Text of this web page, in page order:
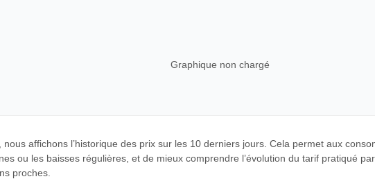
Graphique non chargé
affichons l’historique des prix sur les 10 derniers jours. Cela permet aux
ou les baisses régulières, et de mieux comprendre l’évolution du tarif pratiqué
proches.